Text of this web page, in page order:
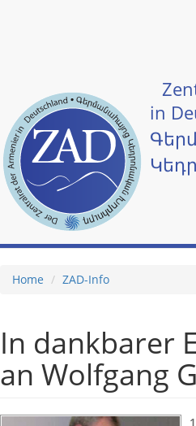
in
Home ZAD-Info
In dankbarer
an Wolfgang